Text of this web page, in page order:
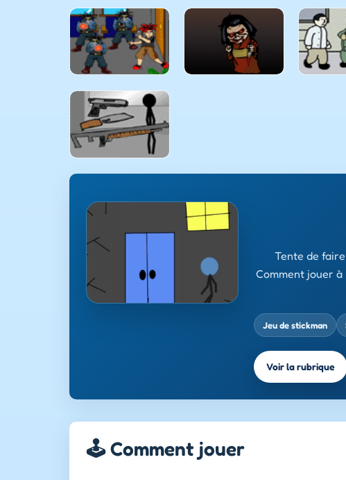
Tente de
Comment jouer
Jeu de stickman
Voir la rubrique
🕹️ Comment jouer